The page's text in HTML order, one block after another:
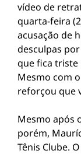
vídeo de
quarta-feira
acusação de
desculpas
que fica
Mesmo com
reforçou que
Mesmo após
porém,
Tênis Clube.